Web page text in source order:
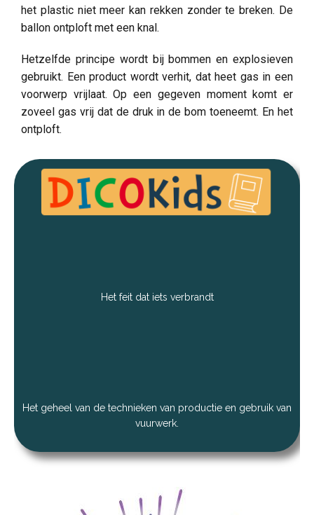
het plastic niet meer kan rekken zonder te breken. De
ballon ontploft met een knal.
Hetzelfde principe wordt bij bommen en explosieven
gebruikt. Een product wordt verhit, dat heet gas in een
voorwerp vrijlaat. Op een gegeven moment komt er
zoveel gas vrij dat de druk in de bom toeneemt. En het
ontploft.
Het feit dat iets verbrandt
Het geheel van de technieken van productie en gebruik van
vuurwerk.